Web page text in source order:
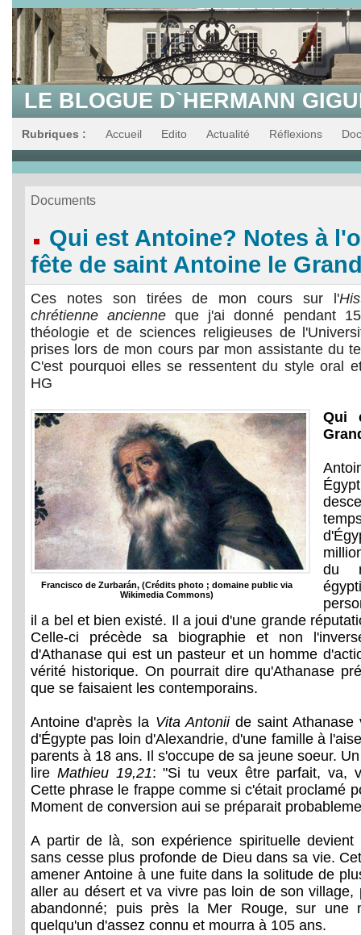
LE BLOGUE D`HERMANN
Rubriques : Accueil Edito Actualité Réflexions
Documents
Qui est Antoine? Notes à
fête de saint Antoine le
Ces notes son tirées de mon cours sur l'
chrétienne ancienne que j'ai donné pendant
théologie et de sciences religieuses de
prises lors de mon cours par mon assistante du
C'est pourquoi elles se ressentent du style oral
HG
Francisco de Zurbarán, (Crédits photo ; domaine public via
Wikimedia Commons)
Qui
du
il a bel et bien existé. Il a joui d'une grande
Celle-ci précède sa biographie et non
d'Athanase qui est un pasteur et un homme
vérité historique. On pourrait dire qu'Athanase
que se faisaient les contemporains.
Antoine d'après la Vita Antoniide saint Athanase
d'Égypte pas loin d'Alexandrie, d'une famille à
parents à 18 ans. Il s'occupe de sa jeune soeur.
lire Mathieu 19,21: "Si tu veux être parfait, va,
Cette phrase le frappe comme si c'était proclamé
Moment de conversion aui se préparait
A partir de là, son expérience spirituelle
sans cesse plus profonde de Dieu dans sa vie.
amener Antoine à une fuite dans la solitude de
aller au désert et va vivre pas loin de son village,
abandonné; puis près la Mer Rouge, sur une
quelqu'un d'assez connu et mourra à 105 ans.